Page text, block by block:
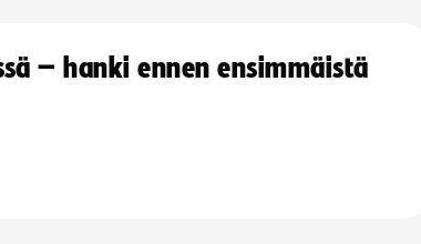
– hanki ennen ensimmäistä